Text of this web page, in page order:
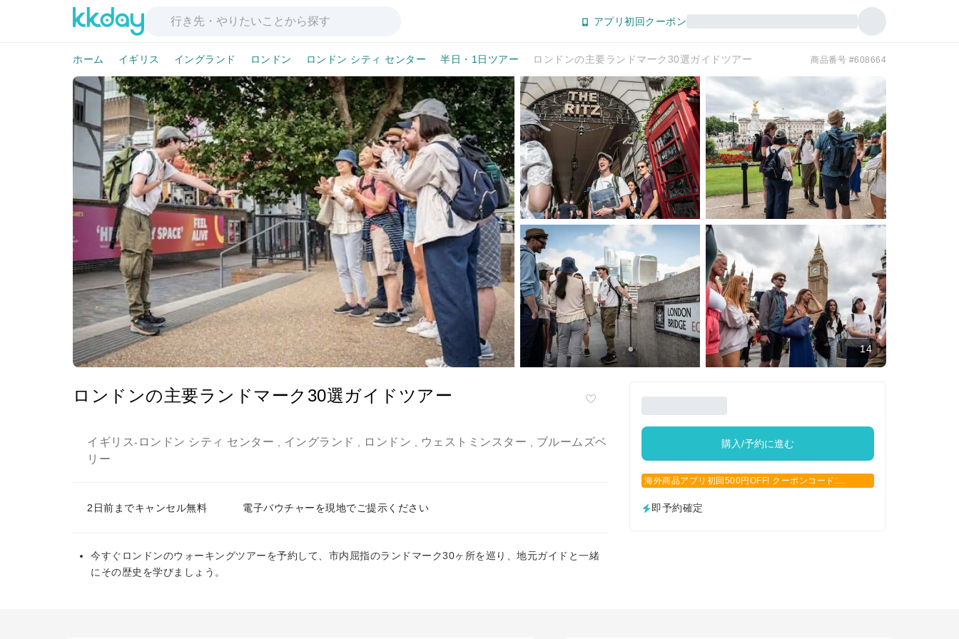
アプリ初回クーポン
ホーム イギリス イングランド ロンドン ロンドン シティ センター 半日・1日ツアー ロンドンの主要ランドマーク30選ガイドツアー 商品番号 #608664
14
ロンドンの主要ランドマーク30選ガイドツアー
イギリス- ロンドン シティ センター イングランド ロンドン ウェストミンスター
ブルームズベ
リー
2日前までキャンセル無料 電子バウチャーを現地でご提示ください
今すぐロンドンのウォーキングツアーを予約して、市内屈指のランドマーク30ヶ所を巡り、地元ガイドと一緒
にその歴史を学びましょう。
購入/予約に進む
海外商品アプリ初回500円OFF! クーポンコード:
即予約確定